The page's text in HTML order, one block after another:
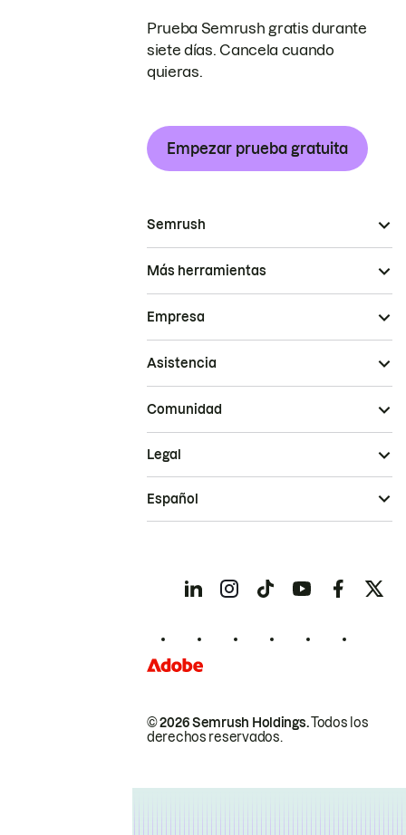
Prueba Semrush gratis durante
siete días. Cancela cuando
quieras.
Empezar prueba gratuita
Semrush
Más herramientas
Empresa
Asistencia
Comunidad
© 2026 Semrush Holdings.Todos los
derechos reservados.
Legal
Español